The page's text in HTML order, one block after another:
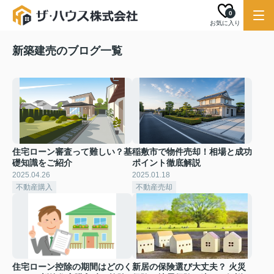
お気に入り
0
新築建売のブログ一覧
住宅ローン審査って難しい？基
礎知識をご紹介
2025.04.26
不動産購入
稲敷市で物件売却！相場と成功
ポイント徹底解説
2025.01.18
不動産売却
住宅ローン控除の期間はどのく 新居の保険選び大丈夫？ 火災